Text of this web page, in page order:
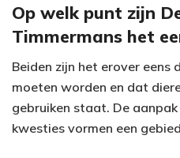
Op welk punt zijn
Timmermans het
Beiden zijn het erover
moeten worden en dat
gebruiken staat. De
kwesties vormen een